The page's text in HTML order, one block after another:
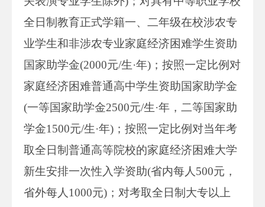
全日制教育正式学籍一、二年级在校涉农专
业学生和非涉农专业家庭经济困难学生资助
国家助学金(2000元/生·年)；按照一定比例对
家庭经济困难普通高中学生资助国家助学金
(一等国家助学金2500元/生·年，二等国家助
学金1500元/生·年)；按照一定比例对当年考
取全日制普通高等院校的家庭经济困难大学
新生安排一次性入学资助(省内每人500元，
省外每人1000元)；对考取全日制大专以上